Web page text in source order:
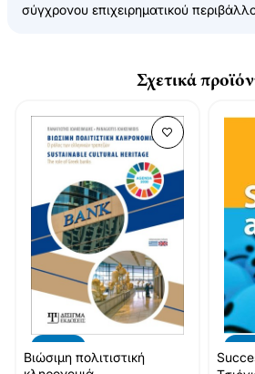
σύγχρονου επιχειρηματικού
Σχετικά
Βιώσιμη πολιτιστική